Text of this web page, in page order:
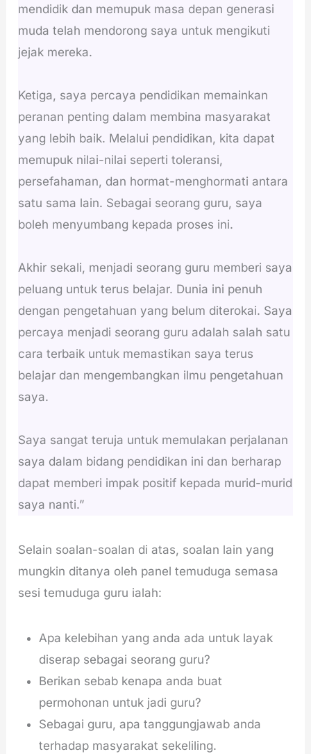
mendidik dan memupuk masa depan generasi
muda telah mendorong saya untuk mengikuti
jejak mereka.
Ketiga, saya percaya pendidikan memainkan
peranan penting dalam membina masyarakat
yang lebih baik. Melalui pendidikan, kita dapat
memupuk nilai-nilai seperti toleransi,
persefahaman, dan hormat-menghormati antara
satu sama lain. Sebagai seorang guru, saya
boleh menyumbang kepada proses ini.
Akhir sekali, menjadi seorang guru memberi saya
peluang untuk terus belajar. Dunia ini penuh
dengan pengetahuan yang belum diterokai. Saya
percaya menjadi seorang guru adalah salah satu
cara terbaik untuk memastikan saya terus
belajar dan mengembangkan ilmu pengetahuan
saya.
Saya sangat teruja untuk memulakan perjalanan
saya dalam bidang pendidikan ini dan berharap
dapat memberi impak positif kepada murid-murid
saya nanti.”
Selain soalan-soalan di atas, soalan lain yang
mungkin ditanya oleh panel temuduga semasa
sesi temuduga guru ialah:
Apa kelebihan yang anda ada untuk layak
diserap sebagai seorang guru?
Berikan sebab kenapa anda buat
permohonan untuk jadi guru?
Sebagai guru, apa tanggungjawab anda
terhadap masyarakat sekeliling.